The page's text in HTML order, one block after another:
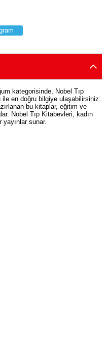
kategorisinde, Nobel Tıp
en doğru bilgiye ulaşabilirsiniz.
bu kitaplar, eğitim ve
Nobel Tıp Kitabevleri, kadın
yayınlar sunar.